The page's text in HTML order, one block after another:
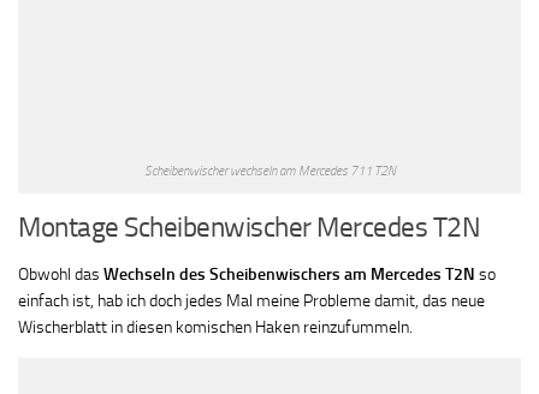
Scheibenwischer wechseln am Mercedes 711 T2N
Montage Scheibenwischer Mercedes T2N
Obwohl das Wechseln des Scheibenwischers am Mercedes T2N so
einfach ist, hab ich doch jedes Mal meine Probleme damit, das neue
Wischerblatt in diesen komischen Haken reinzufummeln.